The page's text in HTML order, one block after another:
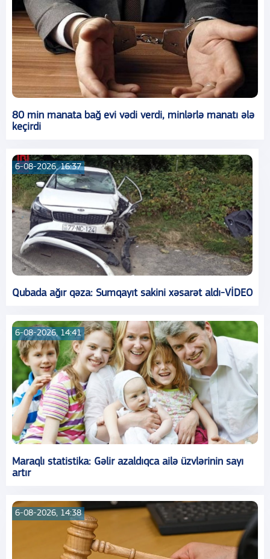
80 min manata bağ evi vədi verdi, minlərlə manatı ələ
keçirdi
6-08-2026, 16:37
Qubada ağır qəza: Sumqayıt sakini xəsarət aldı-VİDEO
6-08-2026, 14:41
Maraqlı statistika: Gəlir azaldıqca ailə üzvlərinin sayı
artır
6-08-2026, 14:38